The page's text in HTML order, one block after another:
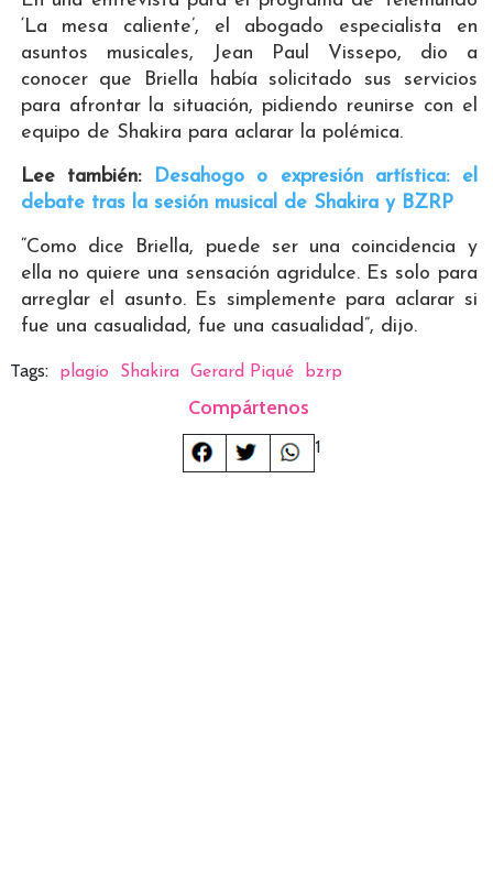
‘La mesa caliente’, el abogado especialista en
asuntos musicales, Jean Paul Vissepo, dio a
conocer que Briella había solicitado sus servicios
para afrontar la situación, pidiendo reunirse con el
equipo de Shakira para aclarar la polémica.
Lee también:
Desahogo o expresión artística: el
debate tras la sesión musical de Shakira y BZRP
“Como dice Briella, puede ser una coincidencia y
ella no quiere una sensación agridulce. Es solo para
arreglar el asunto. Es simplemente para aclarar si
fue una casualidad, fue una casualidad”, dijo.
Tags: plagio Shakira Gerard Piqué bzrp
Compártenos
1